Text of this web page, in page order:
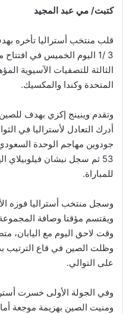
كتبت/ مي عبد المجيد
قلب منتخب أستراليا تأخره
3 /1 اليوم الخميس في
المتحدة وكندا والمكسيك.
أدرك التعادل لأستراليا في
جودوين مهاجم الوحدة
53 ثم سجل نيشان فيلوبيلاي
للمباراة.
وسجل منتخب أستراليا فوزه
ويقتسم مؤقتا وصافة
وقت لاحق اليوم مع اليابان،
وظلت الصين في قاع الترتيب
على التوالي.
وفي الجولة الأولى خسرت
ومنيت الصين بهزيمة موجعة